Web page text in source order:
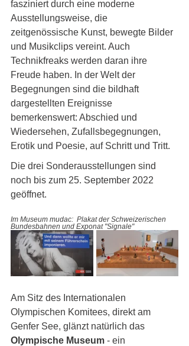
fasziniert durch eine moderne
Ausstellungsweise, die
zeitgenössische Kunst, bewegte Bilder
und Musikclips vereint. Auch
Technikfreaks werden daran ihre
Freude haben. In der Welt der
Begegnungen sind die bildhaft
dargestellten Ereignisse
bemerkenswert: Abschied und
Wiedersehen, Zufallsbegegnungen,
Erotik und Poesie, auf Schritt und Tritt.
Die drei Sonderausstellungen sind
noch bis zum 25. September 2022
geöffnet.
Im Museum mudac:  Plakat der Schweizerischen
Bundesbahnen und Exponat "Signale"
Am Sitz des Internationalen
Olympischen Komitees, direkt am
Genfer See, glänzt natürlich das
Olympische Museum - ein